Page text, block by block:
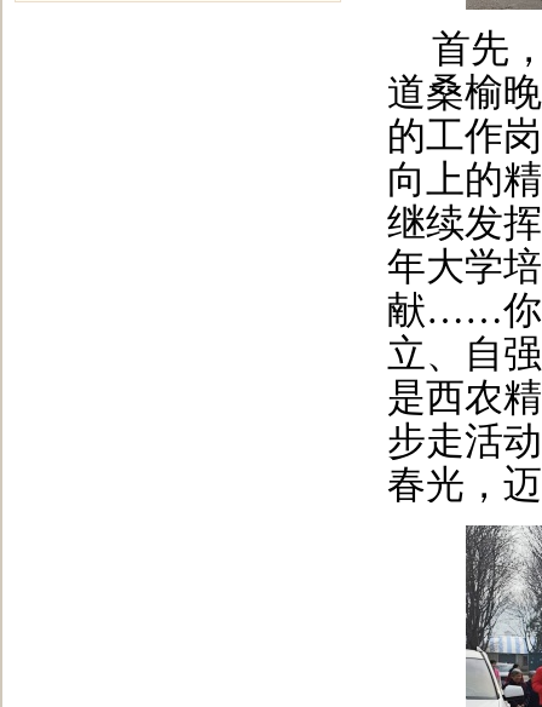
首先
道桑榆
的工作
向上的
继续发
年大学
献……你
立、自
是西农
步走活
春光，